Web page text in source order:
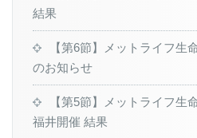
結果
【第6節】メットライフ生
のお知らせ
【第5節】メットライフ生
福井開催 結果